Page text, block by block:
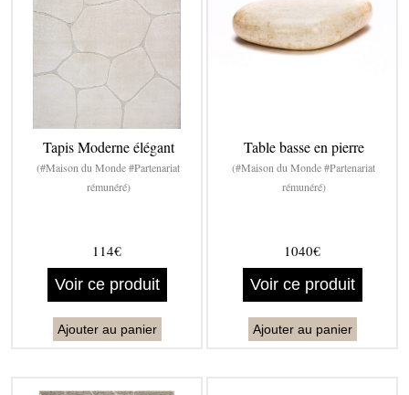
Tapis Moderne élégant
(#Maison du Monde #Partenariat
rémunéré)
114€
Voir ce produit
Ajouter au panier
Table basse en pierre
(#Maison du Monde #Partenariat
rémunéré)
1040€
Voir ce produit
Ajouter au panier